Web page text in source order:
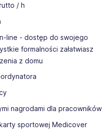
/ h
line - dostęp do swojego
formalności załatwiasz
z domu
nagrodami dla pracowników
sportowej Medicover